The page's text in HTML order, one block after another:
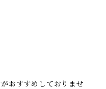
おすすめしておりませ